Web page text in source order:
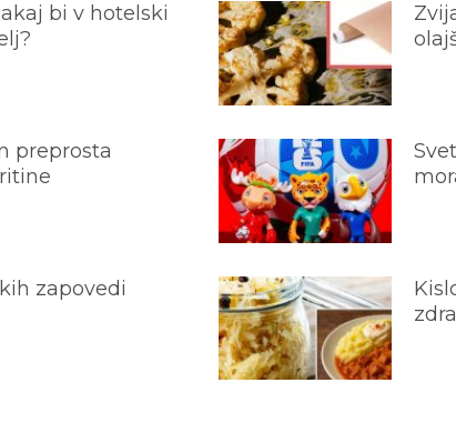
bi v hotelski
preprosta
zapovedi